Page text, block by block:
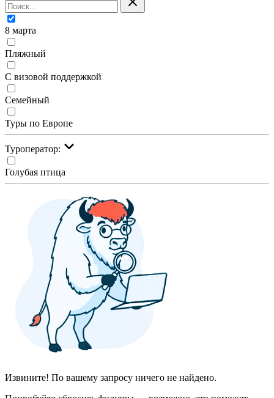
8 марта
Пляжный
С визовой поддержкой
Семейный
Туры по Европе
Туроператор:
Голубая птица
Извините! По вашему запросу ничего не найдено.